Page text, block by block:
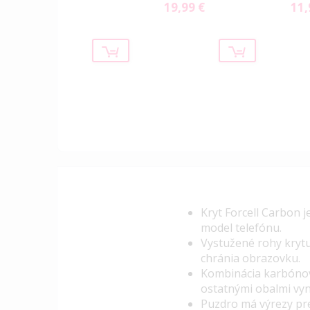
19,99 €
Kryt Forcell Carbon
model telefónu.
Vystužené rohy
chránia obrazovku.
Kombinácia
ostatnými obalmi
Puzdro má výrezy